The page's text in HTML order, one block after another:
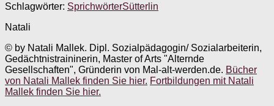
Schlagwörter: SprichwörterSütterlin
Natali
© by Natali Mallek. Dipl. Sozialpädagogin/ Sozialarbeiterin,
Gedächtnistraininerin, Master of Arts "Alternde
Gesellschaften", Gründerin von Mal-alt-werden.de. Bücher
von Natali Mallek finden Sie hier. Fortbildungen mit Natali
Mallek finden Sie hier.